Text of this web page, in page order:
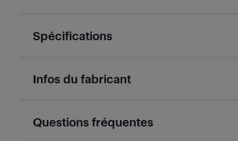
Spécifications
Infos du fabricant
Questions fréquentes